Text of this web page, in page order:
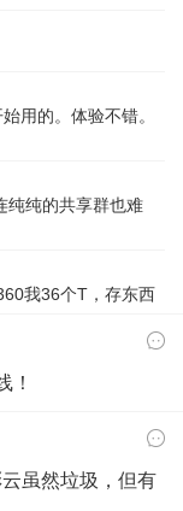
用的。体验不错。
纯纯的共享群也难
我36个T，存东西
！
虽然垃圾，但有